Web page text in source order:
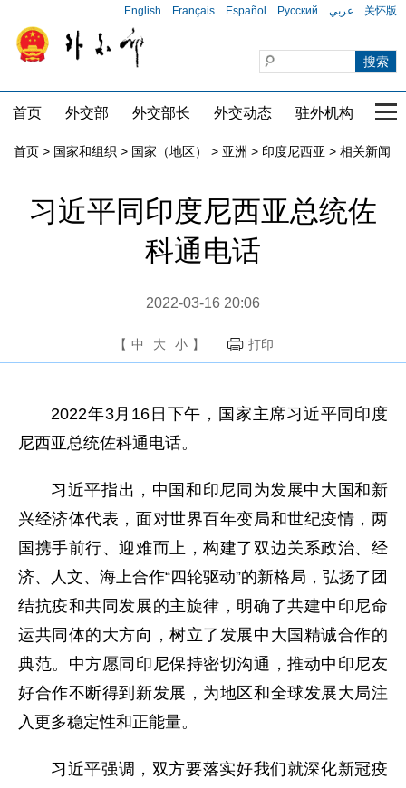
English Français Español Русский عربي 关怀版
首页 外交部 外交部长 外交动态 驻外机构 国
首页 > 国家和组织 > 国家（地区） > 亚洲 > 印度尼西亚 > 相关新闻
习近平同印度尼西亚总统佐
科通电话
2022-03-16 20:06
【 中 大 小 】 打印
2022年3月16日下午，国家主席习近平同印度
尼西亚总统佐科通电话。
习近平指出，中国和印尼同为发展中大国和新
兴经济体代表，面对世界百年变局和世纪疫情，两
国携手前行、迎难而上，构建了双边关系政治、经
济、人文、海上合作“四轮驱动”的新格局，弘扬了团
结抗疫和共同发展的主旋律，明确了共建中印尼命
运共同体的大方向，树立了发展中大国精诚合作的
典范。中方愿同印尼保持密切沟通，推动中印尼友
好合作不断得到新发展，为地区和全球发展大局注
入更多稳定性和正能量。
习近平强调，双方要落实好我们就深化新冠疫